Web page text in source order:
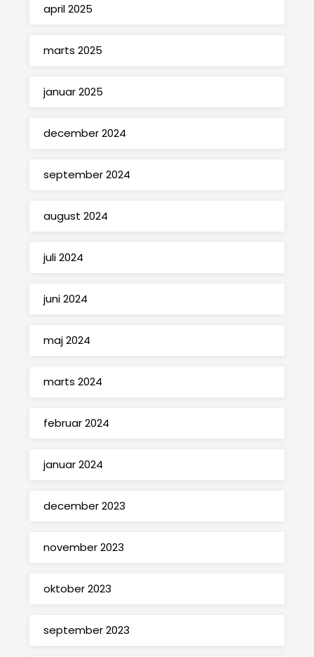
april 2025
marts 2025
januar 2025
december 2024
september 2024
august 2024
juli 2024
juni 2024
maj 2024
marts 2024
februar 2024
januar 2024
december 2023
november 2023
oktober 2023
september 2023